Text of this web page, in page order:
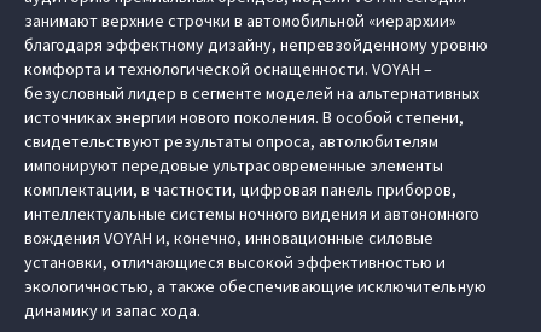
занимают верхние строчки в автомобильной «иерархии»
благодаря эффектному дизайну, непревзойденному уровню
комфорта и технологической оснащенности. VOYAH –
безусловный лидер в сегменте моделей на альтернативных
источниках энергии нового поколения. В особой степени,
свидетельствуют результаты опроса, автолюбителям
импонируют передовые ультрасовременные элементы
комплектации, в частности, цифровая панель приборов,
интеллектуальные системы ночного видения и автономного
вождения VOYAH и, конечно, инновационные силовые
установки, отличающиеся высокой эффективностью и
экологичностью, а также обеспечивающие исключительную
динамику и запас хода.